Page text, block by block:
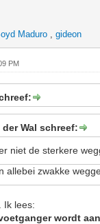
Maduro ,gideon
PM
Wal schreef:
niet de sterkere
allebei zwakke
Ik lees:
wordt